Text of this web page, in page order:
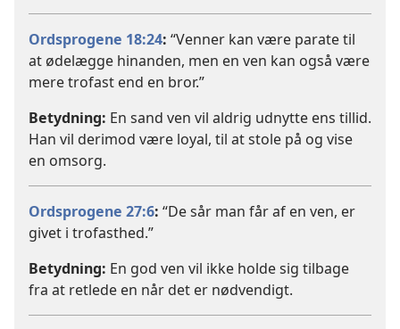
Ordsprogene 18:24: “Venner kan være parate til
at ødelægge hinanden, men en ven kan også være
mere trofast end en bror.”
Betydning: En sand ven vil aldrig udnytte ens tillid.
Han vil derimod være loyal, til at stole på og vise
en omsorg.
Ordsprogene 27:6: “De sår man får af en ven, er
givet i trofasthed.”
Betydning: En god ven vil ikke holde sig tilbage
fra at retlede en når det er nødvendigt.